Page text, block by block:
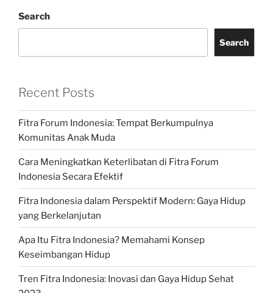
Search
Search
Recent Posts
Fitra Forum Indonesia: Tempat Berkumpulnya
Komunitas Anak Muda
Cara Meningkatkan Keterlibatan di Fitra Forum
Indonesia Secara Efektif
Fitra Indonesia dalam Perspektif Modern: Gaya Hidup
yang Berkelanjutan
Apa Itu Fitra Indonesia? Memahami Konsep
Keseimbangan Hidup
Tren Fitra Indonesia: Inovasi dan Gaya Hidup Sehat